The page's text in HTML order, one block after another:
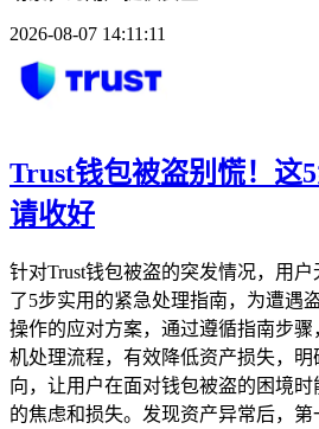
2026-08-07 14:11:11
Trust钱包被盗别慌！这
请收好
针对Trust钱包被盗的突发情况，用
了5步实用的紧急处理指南，为遭遇
操作的应对方案，通过遵循指南步
机处理流程，有效降低资产损失，
向，让用户在面对钱包被盗的困境
的焦虑和损失。发现资产异常后，第